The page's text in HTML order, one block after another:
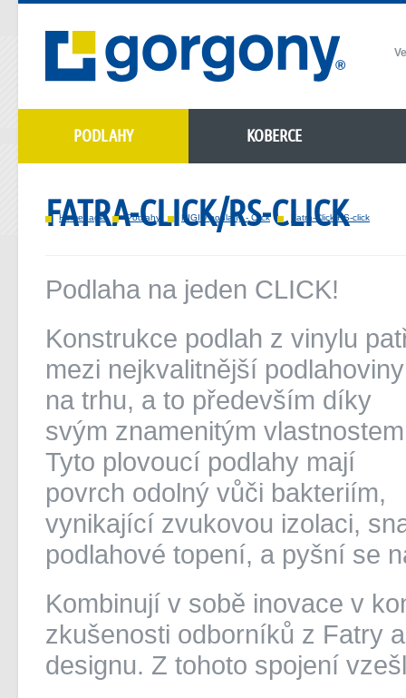
FATRA-CLICK/RS-CLICK
Homepage Podlahy RIGID podlahy - Click Fatra-Click/RS-click
Podlaha na jeden CLICK!
Konstrukce podlah z vinylu
mezi nejkvalitnější podlahoviny
na trhu, a to především díky
svým znamenitým
Tyto plovoucí podlahy mají
povrch odolný vůči bakteriím,
vynikající zvukovou izolaci,
podlahové topení, a pyšní se
Kombinují v sobě inovace v
zkušenosti odborníků z Fatry
designu. Z tohoto spojení
PODLAHY KOBERCE